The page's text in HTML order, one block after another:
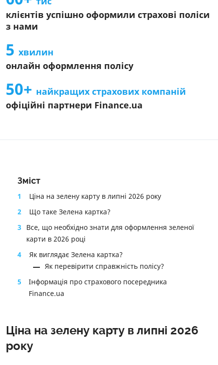
Інформація про СК
Інформація про страховий продукт
клієнтів успішно оформили страхові поліси
з нами
5 хвилин
онлайн оформлення полісу
50+ найкращих страхових компаній
офіційні партнери Finance.ua
Зміст
1
Ціна на зелену карту в липні 2026 року
2
Що таке Зелена картка?
3
Все, що необхідно знати для оформлення зеленої
карти в 2026 році
4
Як виглядає Зелена картка?
Як перевірити справжність полісу?
5
Інформація про страхового посередника
Finance.ua
Ціна на зелену карту в липні 2026
року